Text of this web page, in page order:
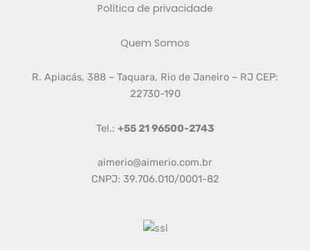
Política de privacidade
Quem Somos
R. Apiacás, 388 – Taquara, Rio de Janeiro – RJ CEP:
22730-190
Tel.: +55 21 96500-2743
aimerio@aimerio.com.br
CNPJ: 39.706.010/0001-82